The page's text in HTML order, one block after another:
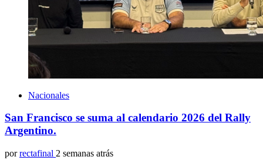
Nacionales
San Francisco se suma al calendario 2026 del Rally
Argentino.
por rectafinal 2 semanas atrás